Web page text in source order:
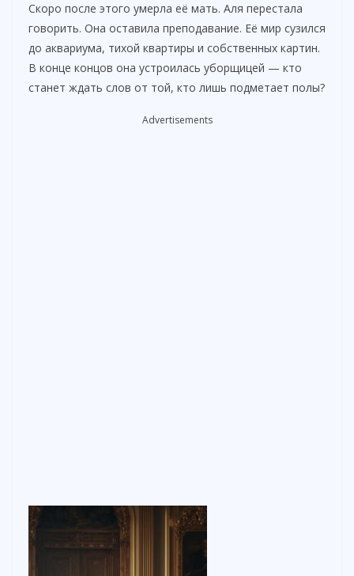
Скоро после этого умерла её мать. Аля перестала
говорить. Она оставила преподавание. Её мир сузился
до аквариума, тихой квартиры и собственных картин.
В конце концов она устроилась уборщицей — кто
станет ждать слов от той, кто лишь подметает полы?
Advertisements